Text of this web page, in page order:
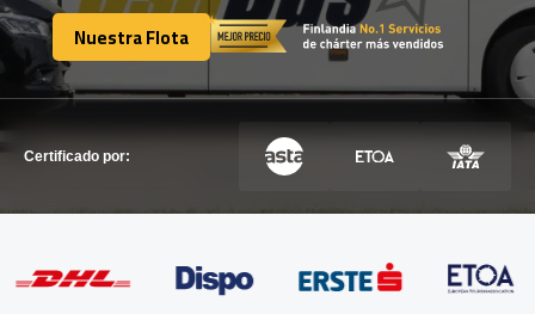
FLOTA
Nuestra Flota
Nuestra Flota
Certificado por: